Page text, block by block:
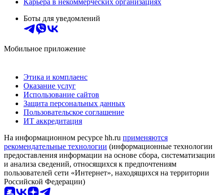
Карьера в некоммерческих организациях
Боты для уведомлений
Мобильное приложение
Этика и комплаенс
Оказание услуг
Использование сайтов
Защита персональных данных
Пользовательское соглашение
ИТ аккредитация
На информационном ресурсе hh.ru применяются
рекомендательные технологии (информационные технологии
предоставления информации на основе сбора, систематизации
и анализа сведений, относящихся к предпочтениям
пользователей сети «Интернет», находящихся на территории
Российской Федерации)